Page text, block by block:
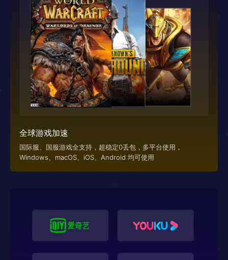
全球游戏加速
国际服、国服游戏全支持，超稳定0丢包，多平台使用，
Windows、macOS、iOS、Android 均可使用